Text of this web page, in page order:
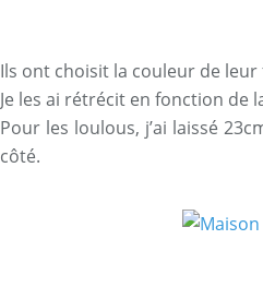
Ils ont choisit la couleur de
Je les ai rétrécit en fonction de
Pour les loulous, j’ai laissé
côté.